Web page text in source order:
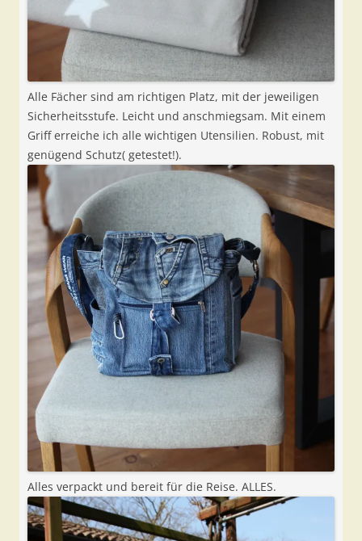
Alle Fächer sind am richtigen Platz, mit der jeweiligen
Sicherheitsstufe. Leicht und anschmiegsam. Mit einem
Griff erreiche ich alle wichtigen Utensilien. Robust, mit
genügend Schutz( getestet!).
Alles verpackt und bereit für die Reise. ALLES.